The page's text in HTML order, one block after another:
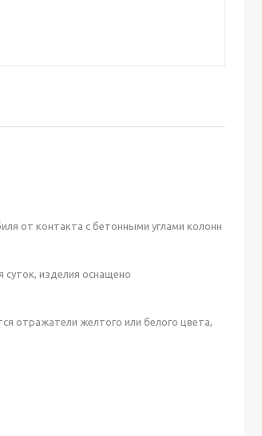
от контакта с бетонными углами колонн
суток, изделия оснащено
отражатели желтого или белого цвета,